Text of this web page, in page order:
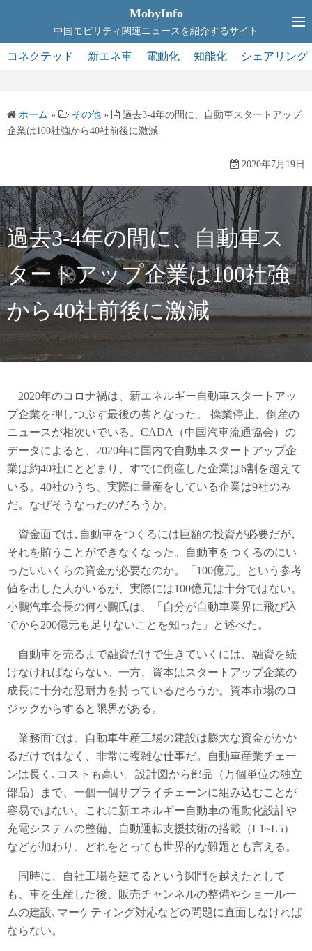
テ
ン
ス
キ
MobyInfo
中国モビリティ関連ニュースを紹介するサイト
コネクテッド 新エネ車 電動化 知能化 シェアリング
ホーム » その他 »
過去3-4年の間に、自動車スタートアップ
企業は100社強から40社前後に激減
2020年7月19日
過去3-4年の間に、自動車ス
タートアップ企業は100社強
から40社前後に激減
2020年のコロナ禍は、新エネルギー自動車スタートアッ
プ企業を押しつぶす最後の藁となった。 操業停止、倒産の
ニュースが相次いでいる。CADA（中国汽車流通協会）の
データによると、2020年に国内で自動車スタートアップ企
業は約40社にとどまり、すでに倒産した企業は6割を超えて
いる。40社のうち、実際に量産をしている企業は9社のみ
だ。なぜそうなったのだろうか。
資金面では､自動車をつくるには巨額の投資が必要だが､
それを賄うことができなくなった。自動車をつくるのにい
ったいいくらの資金が必要なのか。「100億元」という参考
値を出した人がいるが、実際には100億元は十分ではない。
小鵬汽車会長の何小鵬氏は、「自分が自動車業界に飛び込
でから200億元も足りないことを知った」と述べた。
自動車を売るまで融資だけで生きていくには、融資を続
けなければならない。一方、資本はスタートアップ企業の
成長に十分な忍耐力を持っているだろうか。資本市場のロ
ジックからすると限界がある。
業務面では、自動車生産工場の建設は膨大な資金がかか
るだけではなく、非常に複雑な仕事だ。自動車産業チェー
ンは長く､コストも高い。設計図から部品（万個単位の独立
部品）まで、一個一個サプライチェーンに組み込むことが
容易ではない。これに新エネルギー自動車の電動化設計や
充電システムの整備、自動運転支援技術の搭載（L1~L5）
などが加わり、どれをとっても世界的な難題とも言える。
同時に、自社工場を建てるという関門を越えたとして
も、車を生産した後、販売チャンネルの整備やショールー
ムの建設､マーケティング対応などの問題に直面しなければ
ならない。